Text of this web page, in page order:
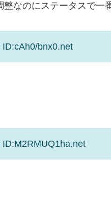
なのにステータスで一
bnx0.net